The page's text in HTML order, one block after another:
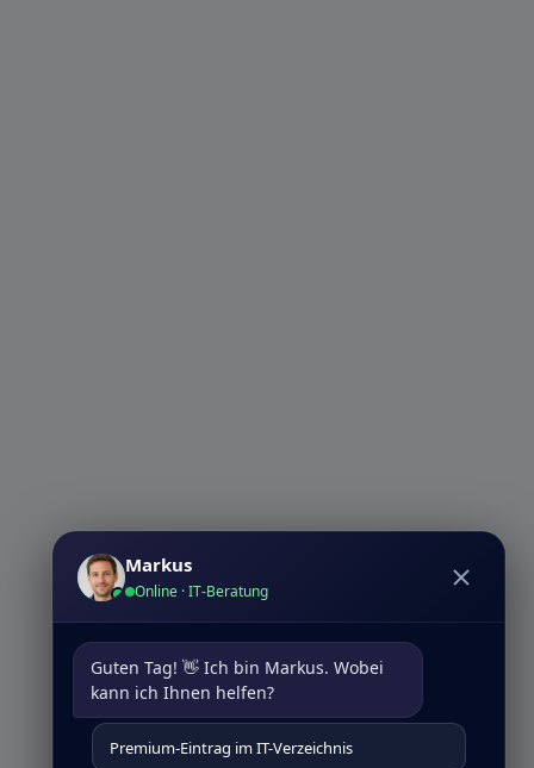
Markus
Online · IT-Beratung
Guten Tag! 👋 Ich bin Markus. Wobei
kann ich Ihnen helfen?
Premium-Eintrag im IT-Verzeichnis